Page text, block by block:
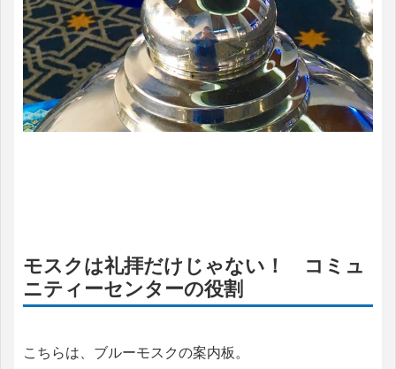
モスクは礼拝だけじゃない！ コミュ
ニティーセンターの役割
こちらは、ブルーモスクの案内板。